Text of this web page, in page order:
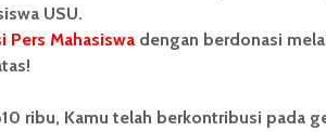
kisah hidup keenam belas
dan bentuk plot yang cepat tidak
yang informatif. Mengingat
USU.
Mahasiswa dengan berdonasi
ribu, Kamu telah berkontribusi pada